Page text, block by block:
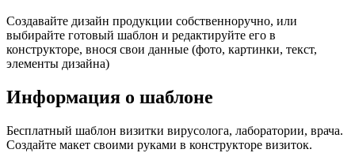
Создавайте дизайн продукции собственноручно, или
выбирайте готовый шаблон и редактируйте его в
конструкторе, внося свои данные (фото, картинки, текст,
элементы дизайна)
Информация о шаблоне
Бесплатный шаблон визитки вирусолога, лаборатории, врача.
Создайте макет своими руками в конструкторе визиток.